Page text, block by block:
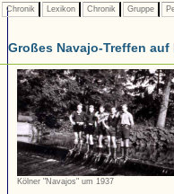
Chronik Lexikon Chronik Gruppe
Großes Navajo-Treffen
Kölner "Navajos" um 1937